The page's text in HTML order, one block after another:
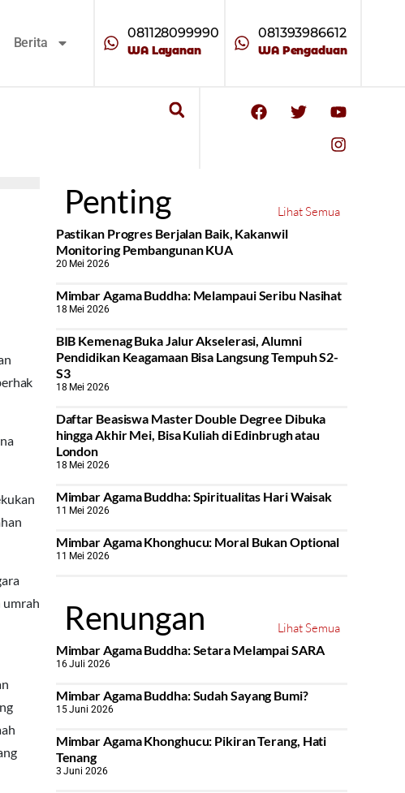
Berita
081128099990
WA Layanan
081393986612
WA Pengaduan
umrah
Penting
Lihat Semua
Pastikan Progres Berjalan Baik, Kakanwil
Monitoring Pembangunan KUA
20 Mei 2026
Mimbar Agama Buddha: Melampaui Seribu Nasihat
18 Mei 2026
BIB Kemenag Buka Jalur Akselerasi, Alumni
Pendidikan Keagamaan Bisa Langsung Tempuh S2-
S3
18 Mei 2026
Daftar Beasiswa Master Double Degree Dibuka
hingga Akhir Mei, Bisa Kuliah di Edinbrugh atau
London
18 Mei 2026
Mimbar Agama Buddha: Spiritualitas Hari Waisak
11 Mei 2026
Mimbar Agama Khonghucu: Moral Bukan Optional
11 Mei 2026
Renungan
Lihat Semua
Mimbar Agama Buddha: Setara Melampai SARA
16 Juli 2026
Mimbar Agama Buddha: Sudah Sayang Bumi?
15 Juni 2026
Mimbar Agama Khonghucu: Pikiran Terang, Hati
Tenang
3 Juni 2026